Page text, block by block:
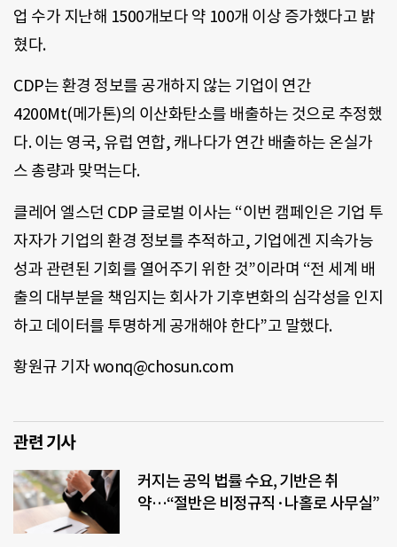
업 수가 지난해 1500개보다 약 100개 이상 증가했다고 밝
혔다.
CDP는 환경 정보를 공개하지 않는 기업이 연간
4200Mt(메가톤)의 이산화탄소를 배출하는 것으로 추정했
다. 이는 영국, 유럽 연합, 캐나다가 연간 배출하는 온실가
스 총량과 맞먹는다.
클레어 엘스던 CDP 글로벌 이사는 “이번 캠페인은 기업 투
자자가 기업의 환경 정보를 추적하고, 기업에겐 지속가능
성과 관련된 기회를 열어주기 위한 것”이라며 “전 세계 배
출의 대부분을 책임지는 회사가 기후변화의 심각성을 인지
하고 데이터를 투명하게 공개해야 한다”고 말했다.
황원규 기자 wonq@chosun.com
관련 기사
커지는 공익 법률 수요, 기반은 취
약…“절반은 비정규직·나홀로 사무실”